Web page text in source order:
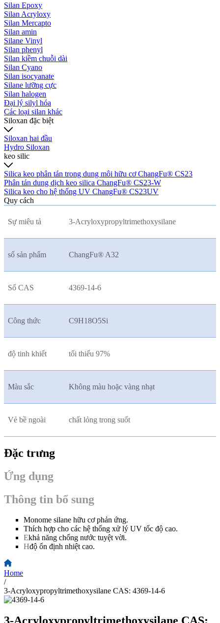
Silan Epoxy
Silan Acryloxy
Silan Mercapto
Silan amin
Silane Vinyl
Silan phenyl
Silan kiềm chuỗi dài
Silan Cyano
Silan isocyanate
Silane lưỡng cực
Silan halogen
Đại lý silyl hóa
Các loại silan khác
Siloxan đặc biệt
Siloxan hai đầu
Hydro Siloxan
keo silic
Silica keo phân tán trong dung môi hữu cơ ChangFu® CS23
Phân tán dung dịch keo silica ChangFu® CS23-W
Silica keo cho hệ thống UV ChangFu® CS23UV
Quy cách
Sự miêu tả 3-Acryloxypropyltrimethoxysilane
số sản phẩm ChangFu® A32
Số CAS 4369-14-6
Công thức C9H18O5Si
độ tinh khiết tối thiểu 97%
Màu sắc Không màu hoặc vàng nhạt
Vẻ bề ngoài chất lỏng trong suốt
Đặc trưng
Ứng dụng
Thông tin bổ sung
Monome silane hữu cơ phản ứng.
Thích hợp cho các hệ thống xử lý UV tốc độ cao.
Ekhả năng chống nước tuyệt vời.
Hđộ ổn định nhiệt cao.
Home
/
3-Acryloxypropyltrimethoxysilane CAS: 4369-14-6